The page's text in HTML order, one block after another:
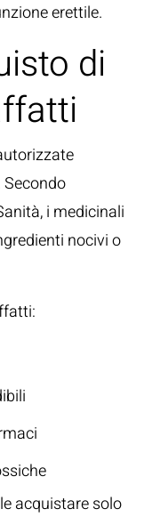
erettile.
di
, i medicinali
nocivi o
acquistare solo